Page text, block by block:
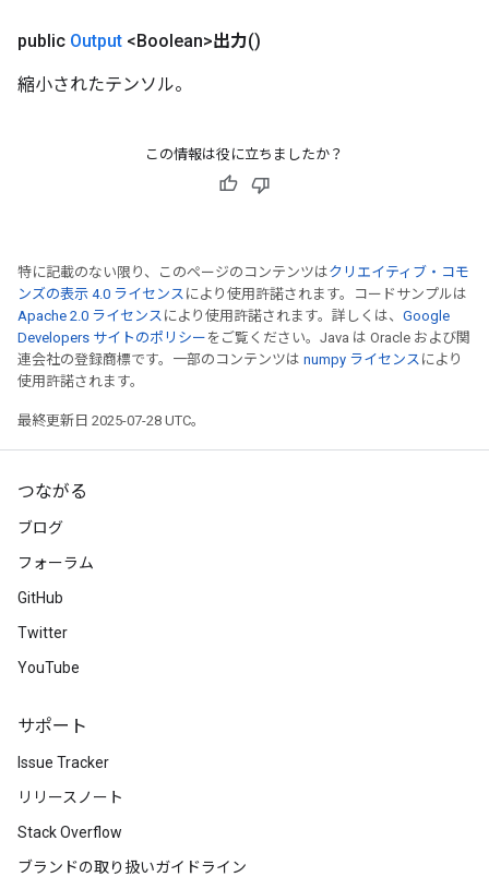
public Output <Boolean>出力()
縮小されたテンソル。
この情報は役に立ちましたか？
特に記載のない限り、このページのコンテンツはクリエイティブ・コモ
ンズの表示 4.0 ライセンス により使用許諾されます。コードサンプルは
Apache 2.0 ライセンス により使用許諾されます。詳しくは、 Google
Developers サイトのポリシー をご覧ください。Java は Oracle および関
連会社の登録商標です。一部のコンテンツは numpy ライセンス により
使用許諾されます。
最終更新日 2025-07-28 UTC。
つながる
ブログ
フォーラム
GitHub
Twitter
YouTube
サポート
Issue Tracker
リリースノート
Stack Overflow
ブランドの取り扱いガイドライン